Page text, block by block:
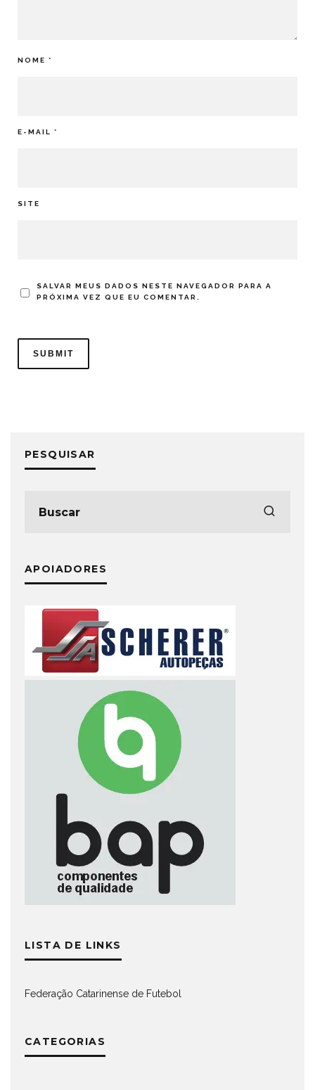
NOME *
E-MAIL *
SITE
SALVAR MEUS DADOS NESTE NAVEGADOR PARA A
PRÓXIMA VEZ QUE EU COMENTAR.
PESQUISAR
APOIADORES
LISTA DE LINKS
Federação Catarinense de Futebol
CATEGORIAS